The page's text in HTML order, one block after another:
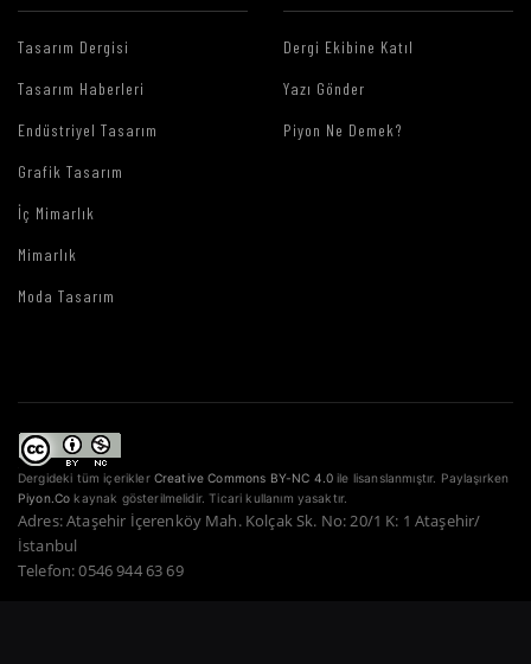
Tasarım Dergisi
Tasarım Haberleri
Endüstriyel Tasarım
Grafik Tasarım
İç Mimarlık
Mimarlık
Moda Tasarım
Dergi Ekibine Katıl
Yazı Gönder
Piyon Ne Demek?
Dergideki tüm içerikler Creative Commons BY-NC 4.0 ile lisanslanmıştır. Paylaşırken
Piyon.Co kaynak gösterilmelidir. Ticari kullanım yasaktır.
Adres: Ataşehir İçerenköy Mah. Kolçak Sk. No: 20/1 K: 1 Ataşehir/
İstanbul
Telefon: 0546 944 63 69